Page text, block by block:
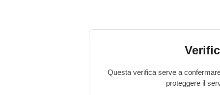
Questa verifica serve a
proteggere il